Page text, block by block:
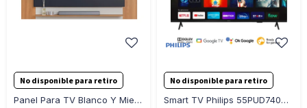
No disponible para retiro
Panel Para TV Blanco Y Miel 1 Estante 108x180x17.5cm dma0025
No disponible para retiro
Smart TV Philips 55PUD7408/77 55 Google TV 4k